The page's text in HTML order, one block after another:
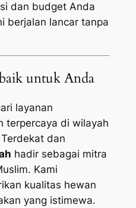
dan budget Anda
berjalan lancar tanpa
untuk Anda
layanan
terpercaya di wilayah
dan
hadir sebagai mitra
Kami
kualitas hewan
yang istimewa.